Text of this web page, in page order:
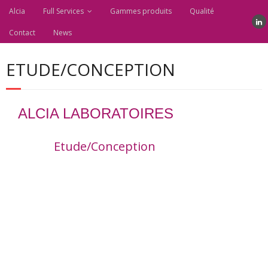
Alcia Full Services Gammes produits Qualité
Contact News
ETUDE/CONCEPTION
ALCIA LABORATOIRES
Etude/Conception